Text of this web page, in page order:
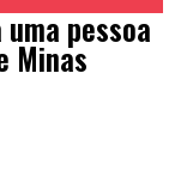
pessoa
Minas